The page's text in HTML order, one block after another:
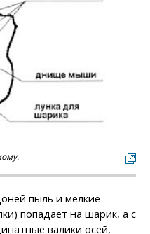
пыль и мелкие
попадает на шарик, а с
валики осей,